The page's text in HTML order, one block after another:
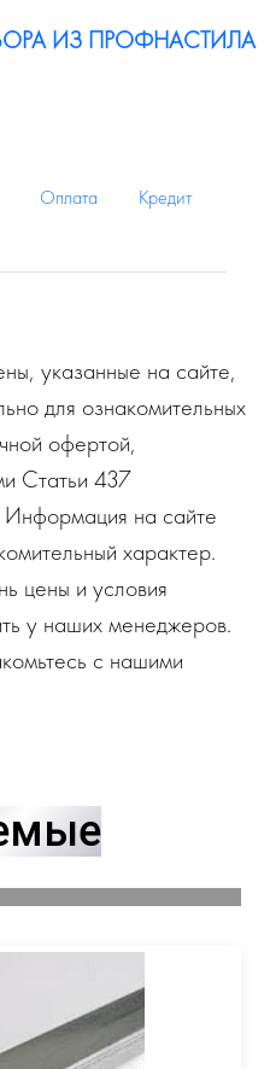
ИЗ ПРОФНАСТИЛА
Оплата
Кредит
указанные на сайте,
для ознакомительных
офертой,
Статьи 437
на сайте
характер.
цены и условия
у наших менеджеров.
с нашими